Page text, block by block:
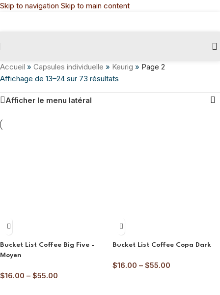
Skip to navigation Skip to main content
Accueil » Capsules individuelle » Keurig » Page 2
Affichage de 13–24 sur 73 résultats
Afficher le menu latéral
Bucket List Coffee Big Five -
Moyen
$16.00 – $55.00
Bucket List Coffee Copa Dark
$16.00 – $55.00